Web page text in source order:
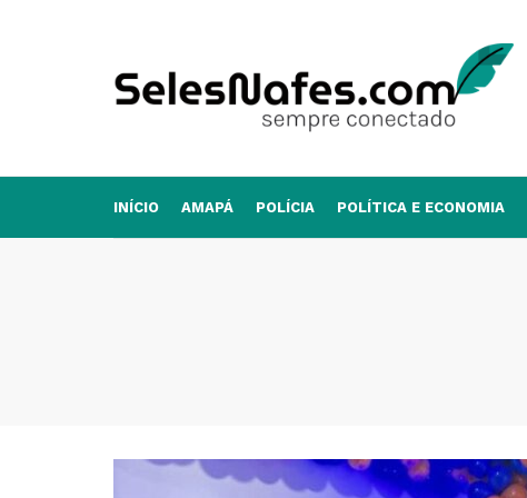
INÍCIO AMAPÁ POLÍCIA POLÍTICA E ECONOMIA